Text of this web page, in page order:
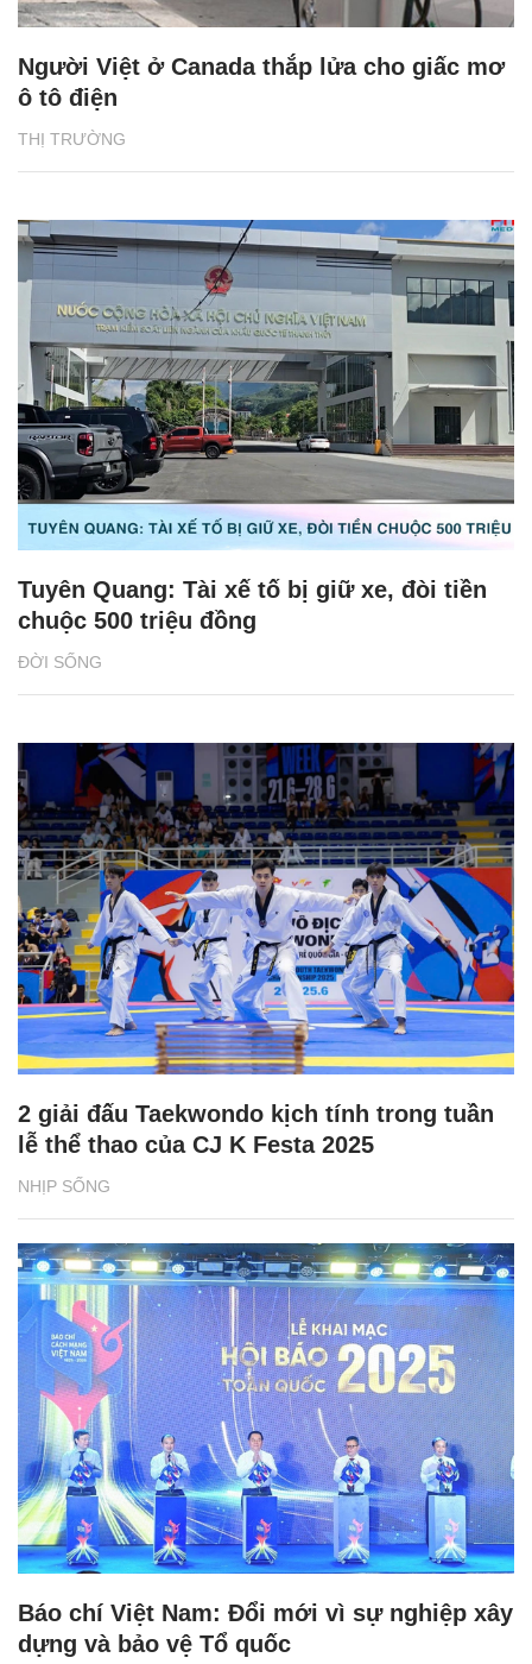
THỊ TRƯỜNG
Người Việt ở Canada thắp lửa cho giấc mơ
ô tô điện
ĐỜI SỐNG
Tuyên Quang: Tài xế tố bị giữ xe, đòi tiền
chuộc 500 triệu đồng
NHỊP SỐNG
2 giải đấu Taekwondo kịch tính trong tuần
lễ thể thao của CJ K Festa 2025
Báo chí Việt Nam: Đổi mới vì sự nghiệp xây
dựng và bảo vệ Tổ quốc